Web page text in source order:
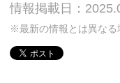
情報掲載日：
※最新の情報とは異なる